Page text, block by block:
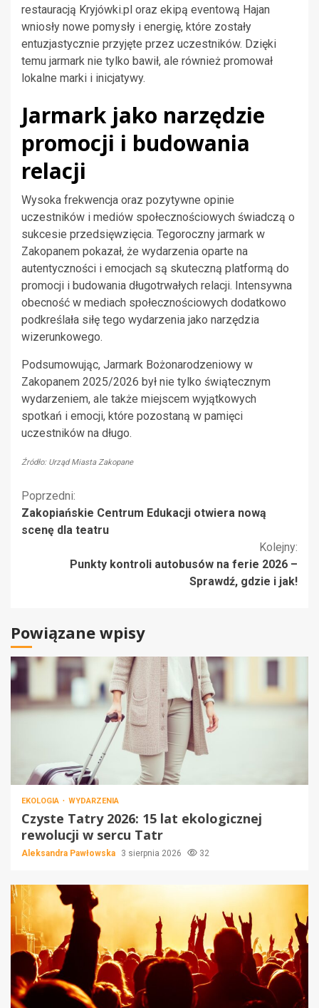
restauracją Kryjówki.pl oraz ekipą eventową Hajan
wniosły nowe pomysły i energię, które zostały
entuzjastycznie przyjęte przez uczestników. Dzięki
temu jarmark nie tylko bawił, ale również promował
lokalne marki i inicjatywy.
Jarmark jako narzędzie
promocji i budowania
relacji
Wysoka frekwencja oraz pozytywne opinie
uczestników i mediów społecznościowych świadczą o
sukcesie przedsięwzięcia. Tegoroczny jarmark w
Zakopanem pokazał, że wydarzenia oparte na
autentyczności i emocjach są skuteczną platformą do
promocji i budowania długotrwałych relacji. Intensywna
obecność w mediach społecznościowych dodatkowo
podkreślała siłę tego wydarzenia jako narzędzia
wizerunkowego.
Podsumowując, Jarmark Bożonarodzeniowy w
Zakopanem 2025/2026 był nie tylko świątecznym
wydarzeniem, ale także miejscem wyjątkowych
spotkań i emocji, które pozostaną w pamięci
uczestników na długo.
Źródło: Urząd Miasta Zakopane
Kontynuuj
czytanie
Poprzedni:
Zakopiańskie Centrum Edukacji otwiera nową
scenę dla teatru
Kolejny:
Punkty kontroli autobusów na ferie 2026 –
Sprawdź, gdzie i jak!
Powiązane wpisy
EKOLOGIA WYDARZENIA
Czyste Tatry 2026: 15 lat ekologicznej
rewolucji w sercu Tatr
Aleksandra Pawłowska 3 sierpnia 2026 32